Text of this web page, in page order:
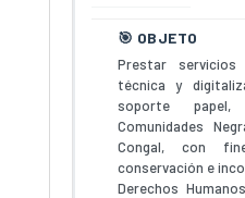
Prestar
técnica y
soporte
Comunidades
Congal, con
conservación e
Derechos